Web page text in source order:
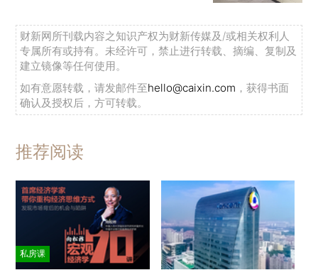
财新网所刊载内容之知识产权为财新传媒及/或相关权利人
专属所有或持有。未经许可，禁止进行转载、摘编、复制及
建立镜像等任何使用。
如有意愿转载，请发邮件至hello@caixin.com ，获得书面
确认及授权后，方可转载。
推荐阅读
私房课